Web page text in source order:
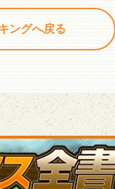
ングへ戻る